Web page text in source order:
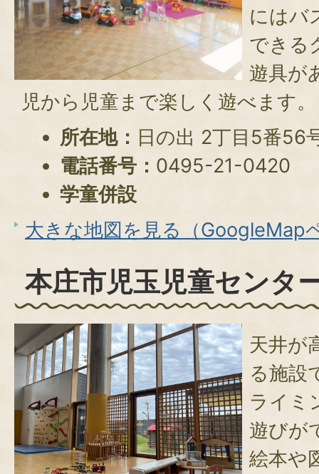
にはバ
できる
遊具が
児から児童まで楽しく遊べます。
所在地： 日の出 2丁目5番56
電話番号： 0495-21-0420
学童併設
大きな地図を見る（GoogleMap
本庄市児玉児童センタ
天井が
る施設
ライミ
遊びが
絵本や